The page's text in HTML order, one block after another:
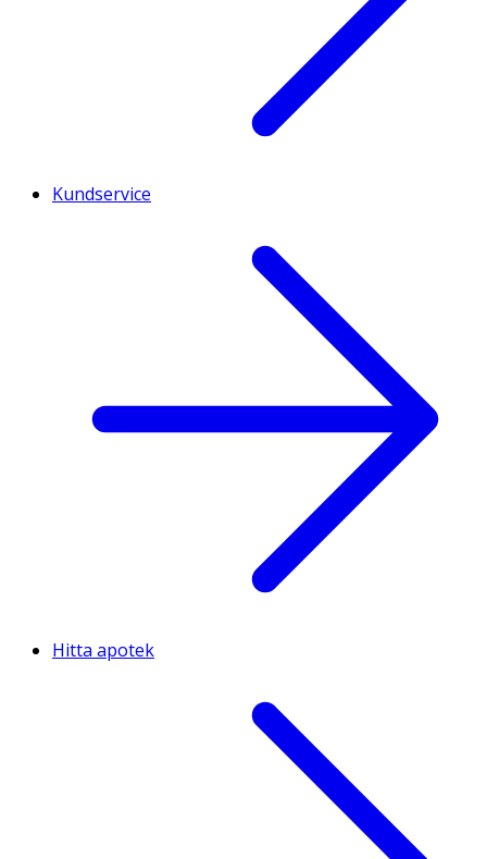
Kundservice
Hitta apotek